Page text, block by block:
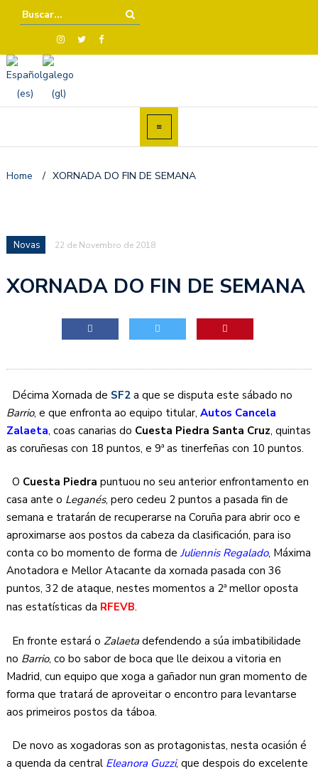
Home / XORNADA DO FIN DE SEMANA
Novas 22 de Novembro de 2018
XORNADA DO FIN DE SEMANA
Décima Xornada de SF2 a que se disputa este sábado no
Barrio, e que enfronta ao equipo titular,Autos Cancela
Zalaeta, coas canarias do Cuesta Piedra Santa Cruz, quintas
as coruñesas con 18 puntos, e 9ª as tinerfeñas con 10 puntos.
O Cuesta Piedra puntuou no seu anterior enfrontamento en
casa ante o Leganés, pero cedeu 2 puntos a pasada fin de
semana e tratarán de recuperarse na Coruña para abrir oco e
aproximarse aos postos da cabeza da clasificación, para iso
conta co bo momento de forma deJuliennis Regalado, Máxima
Anotadora e Mellor Atacante da xornada pasada con 36
puntos, 32 de ataque, nestes momentos a 2ª mellor oposta
nas estatísticas da RFEVB.
En fronte estará oZalaetadefendendo a súa imbatibilidade
no Barrio, co bo sabor de boca que lle deixou a vitoria en
Madrid, cun equipo que xoga a gañador nun gran momento de
forma que tratará de aproveitar o encontro para levantarse
aos primeiros postos da táboa.
De novo as xogadoras son as protagonistas, nesta ocasión é
a quenda da central Eleanora Guzzi, que despois do excelente